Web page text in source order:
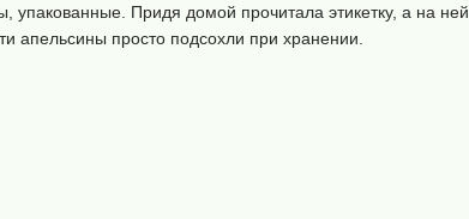
упакованные. Придя домой прочитала этикетку, а на
апельсины просто подсохли при хранении.